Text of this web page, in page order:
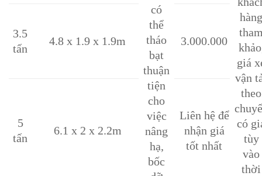
có
thể
tháo
bạt
thuận
tiện
cho
việc
nâng
hạ,
bốc
giá
vận
theo
có
tùy
vào
thời
3.5
tấn
4.8 x 1.9 x 1.9m 3.000.000
5
tấn
6.1 x 2 x 2.2m
Liên hệ để
nhận giá
tốt nhất